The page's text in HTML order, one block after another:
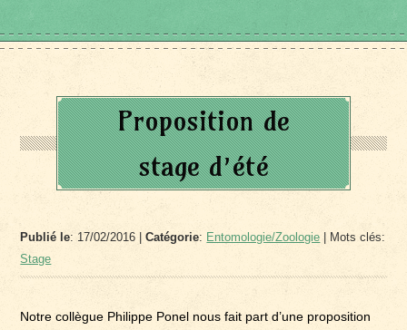
Proposition de
stage d’été
Publié le: 17/02/2016 |Catégorie: Entomologie/Zoologie | Mots clés:
Stage
Notre collègue Philippe Ponel nous fait part d’une proposition